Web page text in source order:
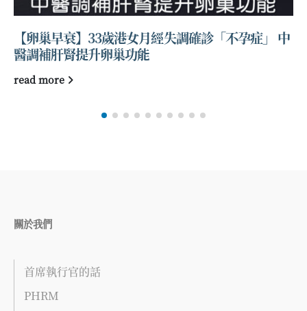
【新冠疫情】大連超級毒王1傳33 當地將隔離期延
長至21日
read more
關於我們
首席執行官的話
PHRM